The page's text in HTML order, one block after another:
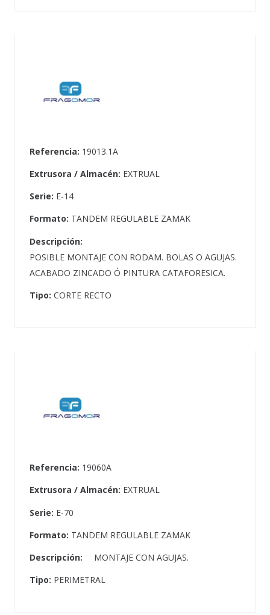
Referencia: 19013.1A
Extrusora / Almacén: EXTRUAL
Serie: E-14
Formato: TANDEM REGULABLE ZAMAK
Descripción:
POSIBLE MONTAJE CON RODAM. BOLAS O AGUJAS.
ACABADO ZINCADO Ó PINTURA CATAFORESICA.
Tipo: CORTE RECTO
Referencia: 19060A
Extrusora / Almacén: EXTRUAL
Serie: E-70
Formato: TANDEM REGULABLE ZAMAK
Descripción:
MONTAJE CON AGUJAS.
Tipo: PERIMETRAL